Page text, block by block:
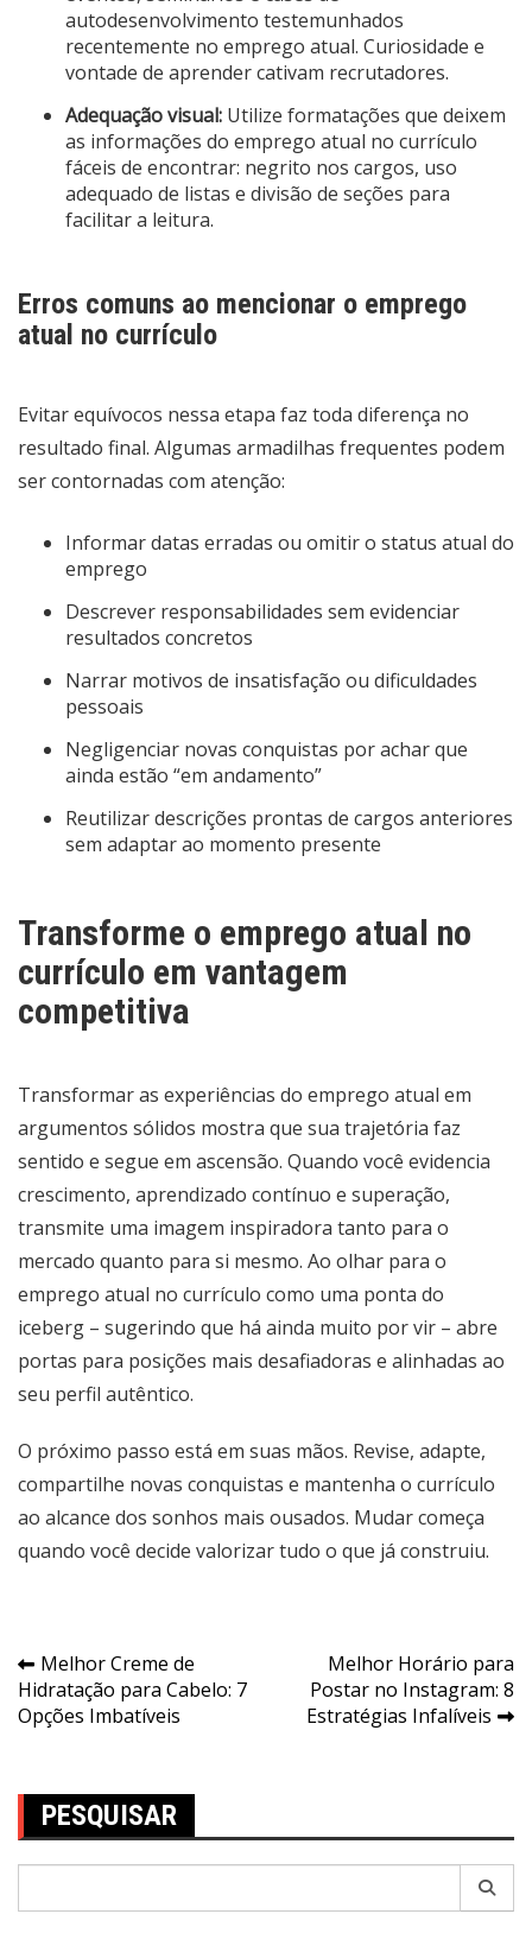
autodesenvolvimento testemunhados
recentemente no emprego atual. Curiosidade e
vontade de aprender cativam recrutadores.
Adequação visual: Utilize formatações que deixem
as informações do emprego atual no currículo
fáceis de encontrar: negrito nos cargos, uso
adequado de listas e divisão de seções para
facilitar a leitura.
Erros comuns ao mencionar o emprego
atual no currículo
Evitar equívocos nessa etapa faz toda diferença no
resultado final. Algumas armadilhas frequentes podem
ser contornadas com atenção:
Informar datas erradas ou omitir o status atual do
emprego
Descrever responsabilidades sem evidenciar
resultados concretos
Narrar motivos de insatisfação ou dificuldades
pessoais
Negligenciar novas conquistas por achar que
ainda estão “em andamento”
Reutilizar descrições prontas de cargos anteriores
sem adaptar ao momento presente
Transforme o emprego atual no
currículo em vantagem
competitiva
Transformar as experiências do emprego atual em
argumentos sólidos mostra que sua trajetória faz
sentido e segue em ascensão. Quando você evidencia
crescimento, aprendizado contínuo e superação,
transmite uma imagem inspiradora tanto para o
mercado quanto para si mesmo. Ao olhar para o
emprego atual no currículo como uma ponta do
iceberg – sugerindo que há ainda muito por vir – abre
portas para posições mais desafiadoras e alinhadas ao
seu perfil autêntico.
O próximo passo está em suas mãos. Revise, adapte,
compartilhe novas conquistas e mantenha o currículo
ao alcance dos sonhos mais ousados. Mudar começa
quando você decide valorizar tudo o que já construiu.
Navegação
de
Melhor Creme de
Hidratação para Cabelo: 7
Opções Imbatíveis
Melhor Horário para
Postar no Instagram: 8
Estratégias Infalíveis
PESQUISAR